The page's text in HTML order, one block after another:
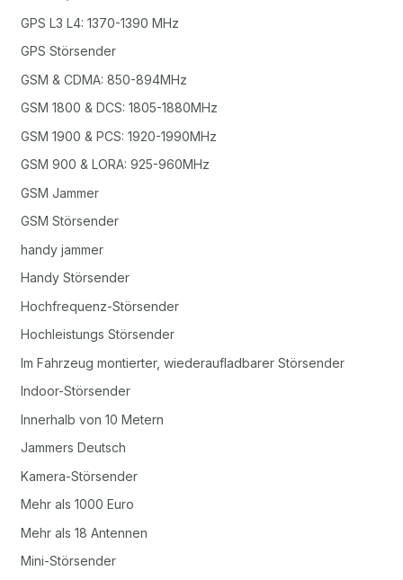
GPS L3 L4: 1370-1390 MHz
GPS Störsender
GSM & CDMA: 850-894MHz
GSM 1800 & DCS: 1805-1880MHz
GSM 1900 & PCS: 1920-1990MHz
GSM 900 & LORA: 925-960MHz
GSM Jammer
GSM Störsender
handy jammer
Handy Störsender
Hochfrequenz-Störsender
Hochleistungs Störsender
Im Fahrzeug montierter, wiederaufladbarer Störsender
Indoor-Störsender
Innerhalb von 10 Metern
Jammers Deutsch
Kamera-Störsender
Mehr als 1000 Euro
Mehr als 18 Antennen
Mini-Störsender